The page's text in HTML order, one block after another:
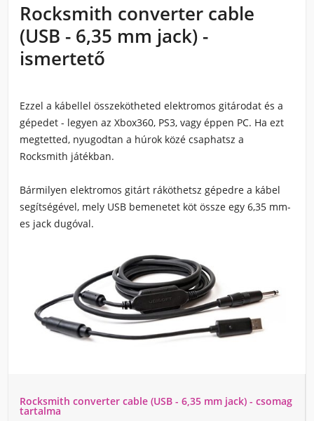
Rocksmith converter cable
(USB - 6,35 mm jack) -
ismertető
Ezzel a kábellel összekötheted elektromos gitárodat és a
gépedet - legyen az Xbox360, PS3, vagy éppen PC. Ha ezt
megtetted, nyugodtan a húrok közé csaphatsz a
Rocksmith játékban.
Bármilyen elektromos gitárt ráköthetsz gépedre a kábel
segítségével, mely USB bemenetet köt össze egy 6,35 mm-
es jack dugóval.
Rocksmith converter cable (USB - 6,35 mm jack) - csomag
tartalma